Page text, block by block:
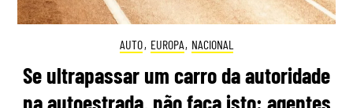
AUTO, EUROPA, NACIONAL
Se ultrapassar um carro da autoridade
na autoestrada, não faça isto: agentes